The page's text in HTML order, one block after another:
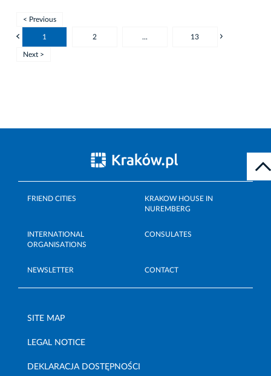
< Previous
1 2 ... 13
Next >
FRIEND CITIES
KRAKOW HOUSE IN
NUREMBERG
INTERNATIONAL
ORGANISATIONS
CONSULATES
NEWSLETTER CONTACT
SITE MAP
LEGAL NOTICE
DEKLARACJA DOSTĘPNOŚCI